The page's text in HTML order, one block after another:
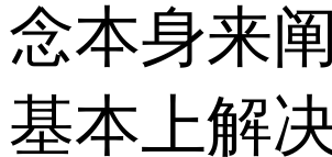
念本身来
基本上解